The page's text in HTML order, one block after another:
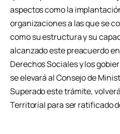
aspectos como la
organizaciones a las que se
como su estructura y su
alcanzado este preacuerdo
Derechos Sociales y los
se elevará al Consejo de
Superado este trámite,
Territorial para ser ratificado